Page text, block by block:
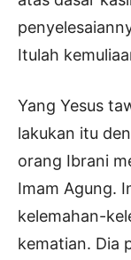
Itulah
Yang Yesus
lakukan itu
orang Ibrani
Imam Agung.
kelemahan-
kematian. Dia